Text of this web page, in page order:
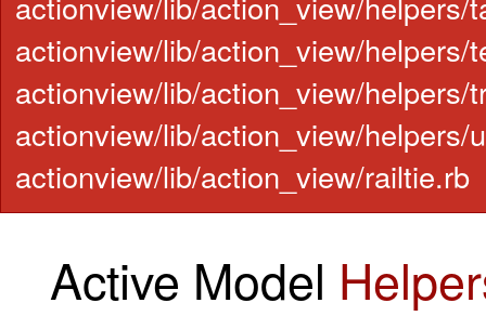
actionview/lib/action_view/helpers/
actionview/lib/action_view/helpers/
actionview/lib/action_view/helpers/
actionview/lib/action_view/railtie.rb
Active Model